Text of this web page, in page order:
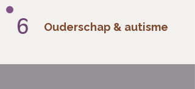
6
Ouderschap & autisme